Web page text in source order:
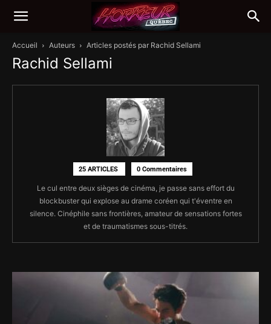
Accueil Auteurs Articles postés par Rachid Sellami
Rachid Sellami
25 ARTICLES 0 Commentaires
Le cul entre deux sièges de cinéma, je passe sans effort du
blockbuster qui explose au drame coréen qui t'éventre en
silence. Cinéphile sans frontières, amateur de sensations fortes
et de traumatismes sous-titrés.